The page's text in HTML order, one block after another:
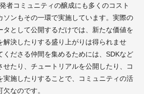
者コミュニティの醸成にも多くのコスト
ソンもその一環で実施しています。実際の
タとして公開するだけでは、新たな価値を
解決したりする盛り上がりは得られませ
くださる仲間を集めるためには、SDKなど
せたり、チュートリアルを公開したり、コ
実施したりすることで、コミュニティの活
なのです。